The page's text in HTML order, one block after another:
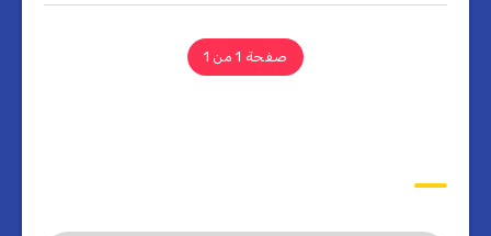
صفحة 1 من 1